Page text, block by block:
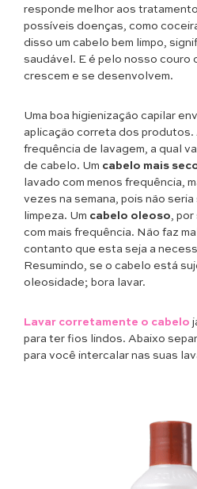
responde melhor aos
possíveis doenças, como
disso um cabelo bem limpo,
saudável. E é pelo nosso couro
crescem e se desenvolvem.
Uma boa higienização capilar
aplicação correta dos produtos.
frequência de lavagem, a qual
de cabelo. Um cabelo mais
lavado com menos frequência,
vezes na semana, pois não
limpeza. Um cabelo oleoso,
com mais frequência. Não faz
contanto que esta seja a
Resumindo, se o cabelo está
oleosidade; bora lavar.
Lavar corretamente o cabelo
para ter fios lindos. Abaixo
para você intercalar nas suas